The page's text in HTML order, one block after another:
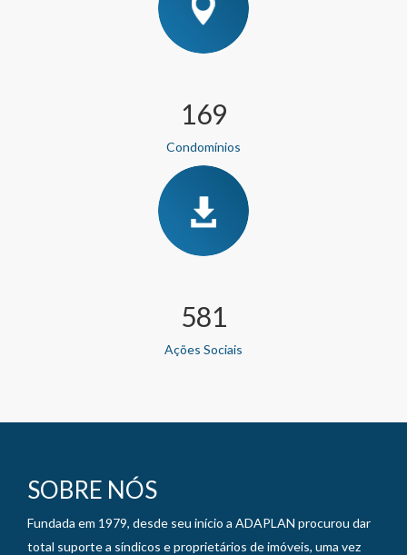
169
Condomínios
581
Ações Sociais
SOBRE NÓS
Fundada em 1979, desde seu início a ADAPLAN procurou dar
total suporte a síndicos e proprietários de imóveis, uma vez